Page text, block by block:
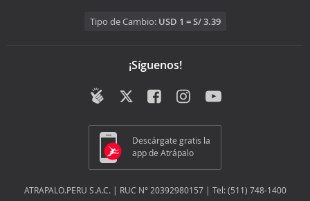
Tipo de Cambio: USD 1 = S/ 3.39
¡Síguenos!
Descárgate gratis la
app de Atrápalo
ATRAPALO.PERU S.A.C. | RUC N° 20392980157 | Tel: (511) 748-1400